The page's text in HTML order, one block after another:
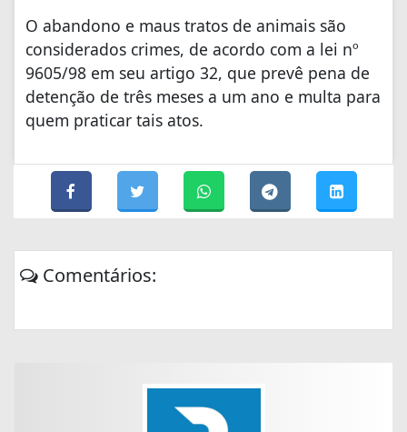
O abandono e maus tratos de animais são
considerados crimes, de acordo com a lei nº
9605/98 em seu artigo 32, que prevê pena de
detenção de três meses a um ano e multa para
quem praticar tais atos.
Comentários: